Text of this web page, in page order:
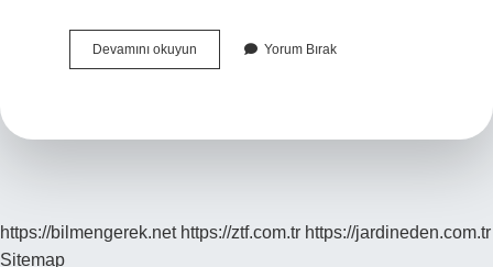
Devamını okuyun
Marvel
Yorum Bırak
https://bilmengerek.net https://ztf.com.tr https://jardineden.com.tr
Sitemap